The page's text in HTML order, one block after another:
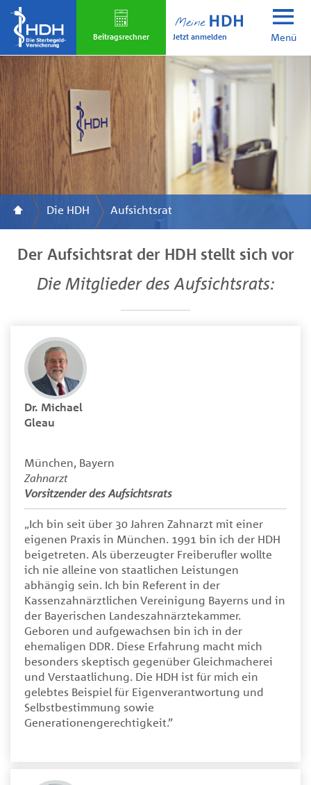
Skip
main
content
Beitrags­rechner Jetzt anmelden Menü
Die HDH Aufsichtsrat
Der Aufsichtsrat der HDH stellt sich vor
Die Mitglieder des Aufsichtsrats:
Dr. Michael
Gleau
München, Bayern
Zahnarzt
Vorsitzender des Aufsichtsrats
„Ich bin seit über 30 Jahren Zahnarzt mit einer
eigenen Praxis in München. 1991 bin ich der HDH
beigetreten. Als überzeugter Freiberufler wollte
ich nie alleine von staatlichen Leistungen
abhängig sein. Ich bin Referent in der
Kassenzahnärztlichen Vereinigung Bayerns und in
der Bayerischen Landeszahnärztekammer.
Geboren und aufgewachsen bin ich in der
ehemaligen DDR. Diese Erfahrung macht mich
besonders skeptisch gegenüber Gleichmacherei
und Verstaatlichung. Die HDH ist für mich ein
gelebtes Beispiel für Eigenverantwortung und
Selbstbestimmung sowie
Generationengerechtigkeit.”